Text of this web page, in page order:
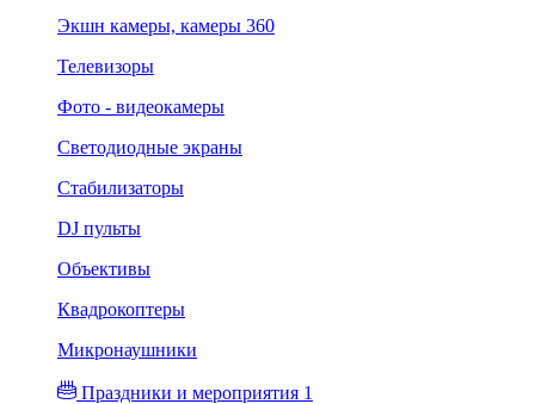
Экшн камеры, камеры 360
Телевизоры
Фото - видеокамеры
Светодиодные экраны
Стабилизаторы
DJ пульты
Объективы
Квадрокоптеры
Микронаушники
Праздники и мероприятия 1